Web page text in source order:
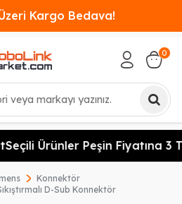
Kargo Bedava!
0
Seçili Ürünler Peşin Fiyatına 3
Konnektör
D-Sub Konnektör